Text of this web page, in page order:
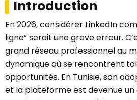
Introduction
En 2026, considérer LinkedIn
ligne” serait une grave erreur.
grand réseau professionnel au
dynamique où se rencontrent
opportunités. En Tunisie, son
et la plateforme est devenue